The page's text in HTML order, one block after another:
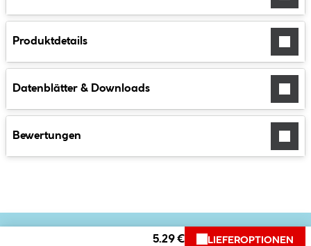
Produktdetails
Datenblätter & Downloads
Bewertungen
5.29 € LIEFEROPTIONEN